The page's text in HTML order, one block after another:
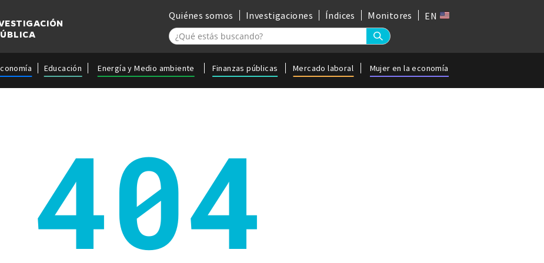
Quiénes somos Investigaciones Índices Monitores EN
Educación Energía y Medio ambiente Finanzas públicas Mercado laboral Mujer en la economía
404